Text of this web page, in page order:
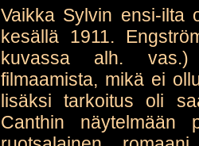
Vaikka Sylvin ensi-ilta
kesällä 1911.
kuvassa alh. vas.)
filmaamista, mikä ei
lisäksi tarkoitus oli
Canthin näytelmään